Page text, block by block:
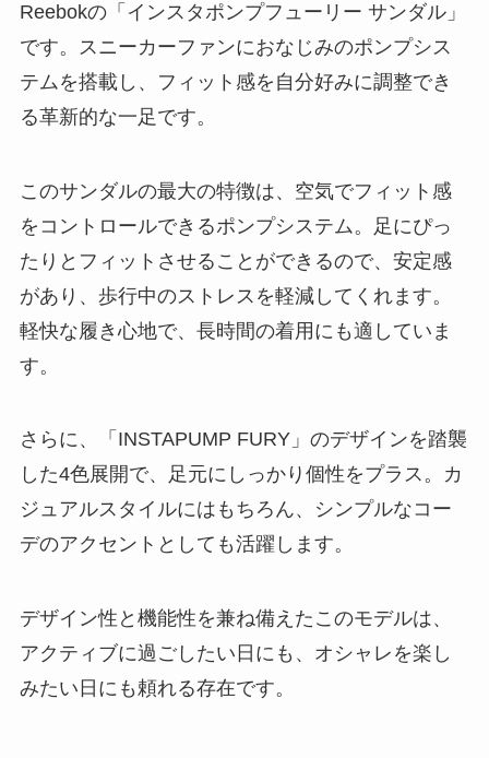
Reebokの「インスタポンプフューリー サンダル」
です。スニーカーファンにおなじみのポンプシス
テムを搭載し、フィット感を自分好みに調整でき
る革新的な一足です。
このサンダルの最大の特徴は、空気でフィット感
をコントロールできるポンプシステム。足にぴっ
たりとフィットさせることができるので、安定感
があり、歩行中のストレスを軽減してくれます。
軽快な履き心地で、長時間の着用にも適していま
す。
さらに、「INSTAPUMP FURY」のデザインを踏襲
した4色展開で、足元にしっかり個性をプラス。カ
ジュアルスタイルにはもちろん、シンプルなコー
デのアクセントとしても活躍します。
デザイン性と機能性を兼ね備えたこのモデルは、
アクティブに過ごしたい日にも、オシャレを楽し
みたい日にも頼れる存在です。